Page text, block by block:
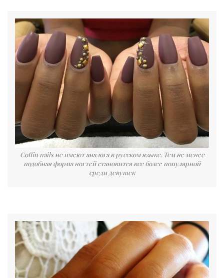
Сoffin nails не имеют аналога в русском языке. Тем не менее
подобная форма ногтей становится все более популярной
среди девушек